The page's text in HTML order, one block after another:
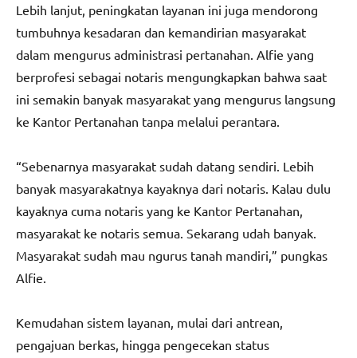
Lebih lanjut, peningkatan layanan ini juga mendorong
tumbuhnya kesadaran dan kemandirian masyarakat
dalam mengurus administrasi pertanahan. Alfie yang
berprofesi sebagai notaris mengungkapkan bahwa saat
ini semakin banyak masyarakat yang mengurus langsung
ke Kantor Pertanahan tanpa melalui perantara.
“Sebenarnya masyarakat sudah datang sendiri. Lebih
banyak masyarakatnya kayaknya dari notaris. Kalau dulu
kayaknya cuma notaris yang ke Kantor Pertanahan,
masyarakat ke notaris semua. Sekarang udah banyak.
Masyarakat sudah mau ngurus tanah mandiri,” pungkas
Alfie.
Kemudahan sistem layanan, mulai dari antrean,
pengajuan berkas, hingga pengecekan status